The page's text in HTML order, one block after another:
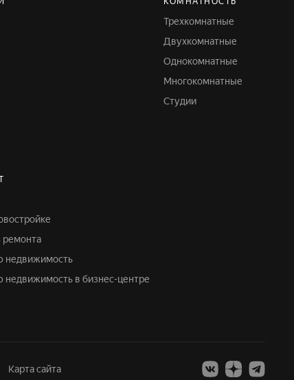
Трехкомнатные
Двухкомнатные
Однокомнатные
Многокомнатные
Студии
ремонта
недвижимость
недвижимость в бизнес-центре
Карта сайта